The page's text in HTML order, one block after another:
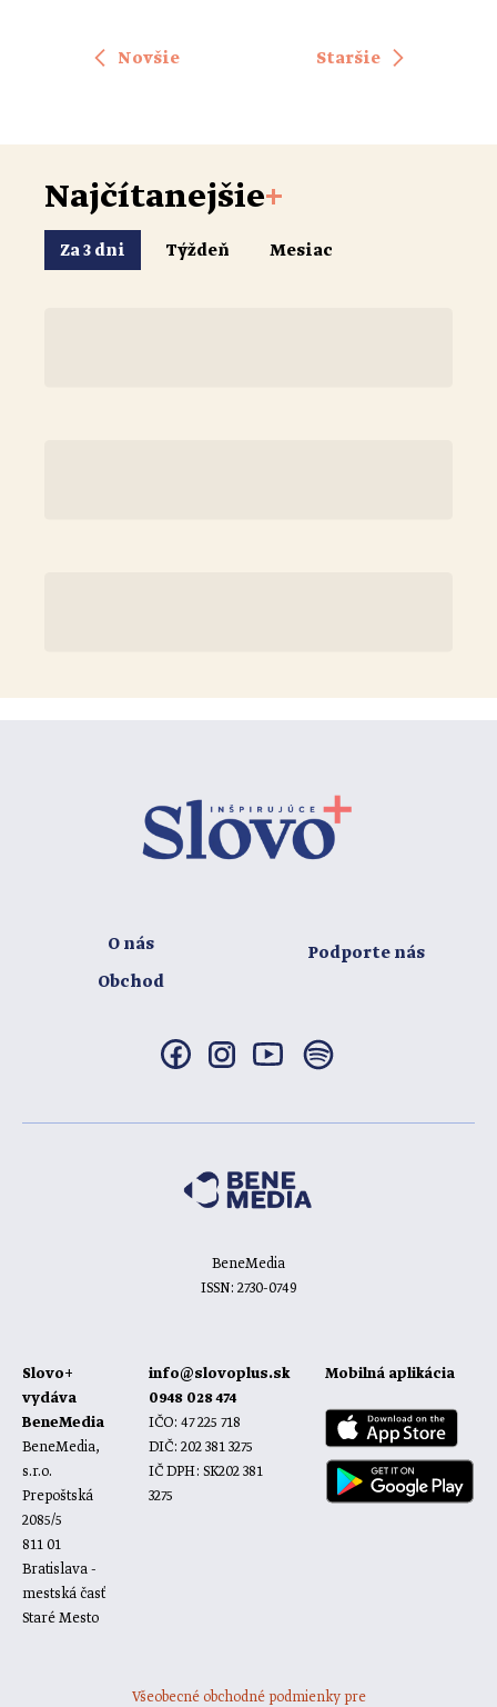
Novšie
Staršie
Najčítanejšie+
Za 3 dni Týždeň Mesiac
O nás
Obchod
Podporte nás
BeneMedia
ISSN: 2730-0749
Slovo+
vydáva
BeneMedia
BeneMedia,
s.r.o.
Prepoštská
2085/5
811 01
Bratislava -
mestská časť
Staré Mesto
info@slovoplus.sk
0948 028 474
IČO: 47 225 718
DIČ: 202 381 3275
IČ DPH: SK202 381
3275
Mobilná aplikácia
Všeobecné obchodné podmienky pre